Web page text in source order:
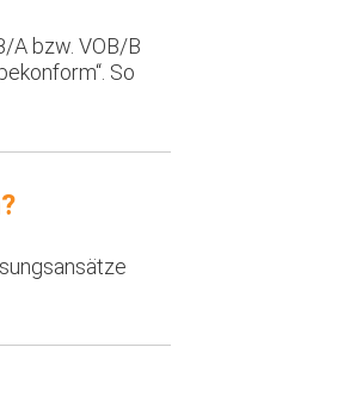
A bzw. VOB/B
So